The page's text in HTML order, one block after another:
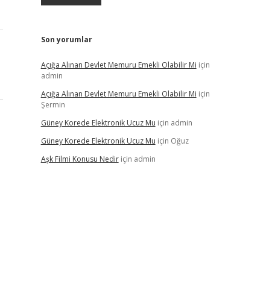
Son yorumlar
Açığa Alınan Devlet Memuru Emekli Olabilir Mi için
admin
Açığa Alınan Devlet Memuru Emekli Olabilir Mi için
Şermin
Güney Korede Elektronik Ucuz Mu için admin
Güney Korede Elektronik Ucuz Mu için Oğuz
Aşk Filmi Konusu Nediriçin admin